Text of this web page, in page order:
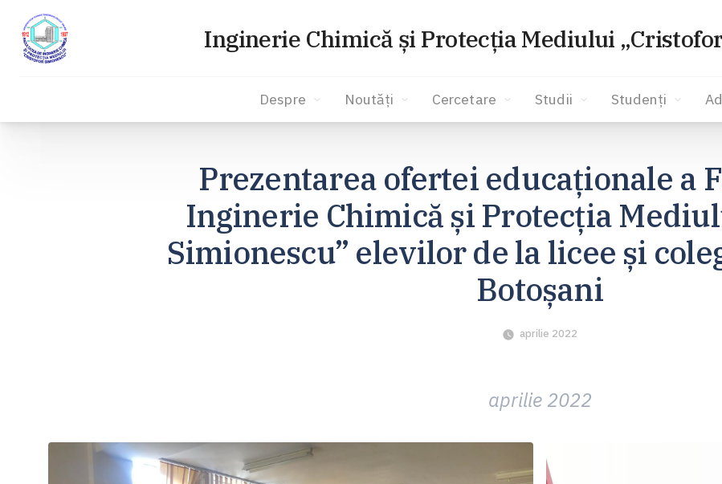
Inginerie Chimică și Protecția Mediului
Despre Noutăți Cercetare Studii Studenți
Prezentarea ofertei educaționale a
Inginerie Chimică și Protecția
Simionescu” elevilor de la licee și
Botoșani
aprilie 2022
aprilie 2022